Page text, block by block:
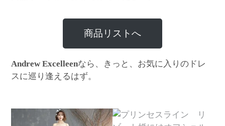
商品リストへ
Andrew Excelleenなら、きっと、お気に入りのドレ
スに巡り逢えるはず。